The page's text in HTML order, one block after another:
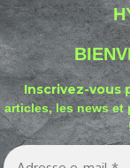
Inscrivez-vous
articles, les news et